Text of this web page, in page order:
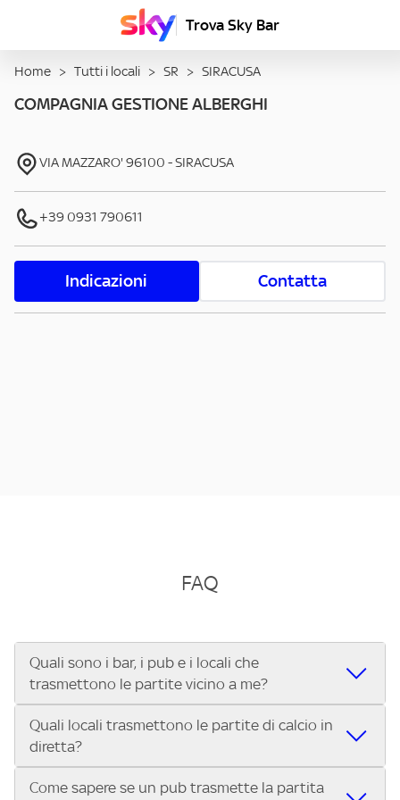
Trova Sky Bar
Home > Tutti i locali > SR > SIRACUSA
COMPAGNIA GESTIONE ALBERGHI
VIA MAZZARO' 96100 -SIRACUSA
+39 0931 790611
Indicazioni Contatta
FAQ
Quali sono i bar, i pub e i locali che
trasmettono le partite vicino a me?
Se cerchi un bar, pub, ristorante o locale vicino a te per
vedere le partite di Serie A ENILIVE, la Serie C Sky Wifi, la
UEFA Champions League, la UEFA Europa League, la UEFA
Conference League, il Tennis, la Formula 1®, la MotoGP™ e
Quali locali trasmettono le partite di calcio in
diretta?
Vuoi sapere quali bar, pub o ristoranti mostrano le partite
Come sapere se un pub trasmette la partita